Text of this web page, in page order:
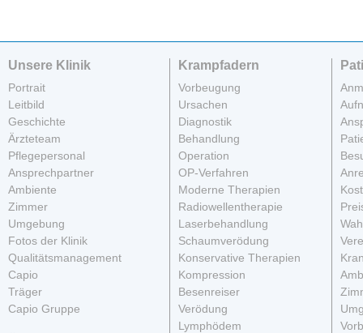
Unsere Klinik
Portrait
Leitbild
Geschichte
Ärzteteam
Pflegepersonal
Ansprechpartner
Ambiente
Zimmer
Umgebung
Fotos der Klinik
Qualitätsmanagement
Capio
Träger
Capio Gruppe
Krampfadern
Vorbeugung
Ursachen
Diagnostik
Behandlung
Operation
OP-Verfahren
Moderne Therapien
Radiowellentherapie
Laserbehandlung
Schaumverödung
Konservative Therapien
Kompression
Besenreiser
Verödung
Lymphödem